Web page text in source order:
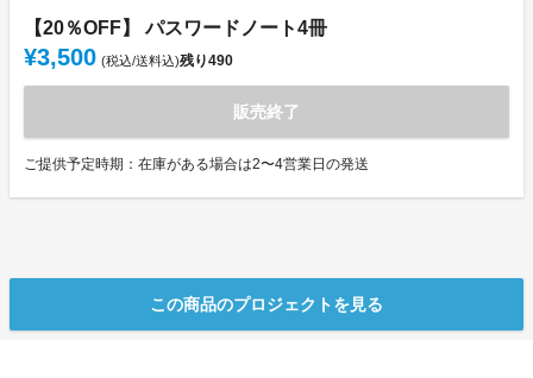
【20％OFF】 パスワードノート4冊
¥3,500 (税込/送料込)残り490
販売終了
ご提供予定時期：在庫がある場合は2〜4営業日の発送
この商品のプロジェクトを見る